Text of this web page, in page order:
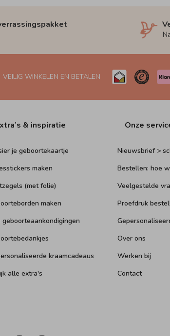
VEILIG WINKELEN EN BETALEN
& inspiratie
je geboortekaartje
maken
(met folie)
maken
kraamcadeaus
alle extra's
Onze
Nieuwsbrief >
Bestellen: hoe
Veelgestelde
Proefdruk
Over ons
Werken bij
Contact